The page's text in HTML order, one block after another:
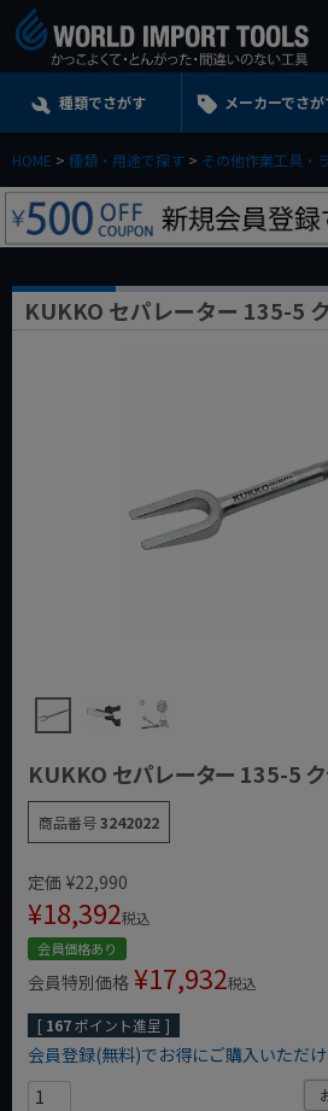
種類でさがす メーカーでさ
HOME 種類・用途で探す その他作業工具・
KUKKO セパレーター 135-5
KUKKO セパレーター 135-5 ク
商品番号3242022
定価 ¥22,990
¥18,392税込
会員価格あり
会員特別価格 ¥17,932税込
[ 167ポイント進呈 ]
会員登録(無料)でお得にご購入いただ